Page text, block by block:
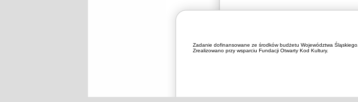
Zadanie dofinansowane ze środków budżetu Województwa Śląskiego.
Zrealizowano przy wsparciu Fundacji Otwarty Kod Kultury.